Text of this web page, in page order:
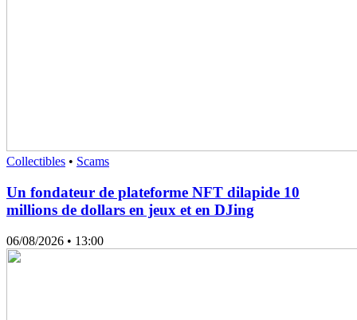
Collectibles • Scams
Un fondateur de plateforme NFT dilapide 10
millions de dollars en jeux et en DJing
06/08/2026 • 13:00